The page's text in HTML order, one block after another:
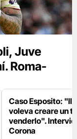
Juve
Roma-
Caso Esposito: "Il
voleva creare un
venderlo".
Corona